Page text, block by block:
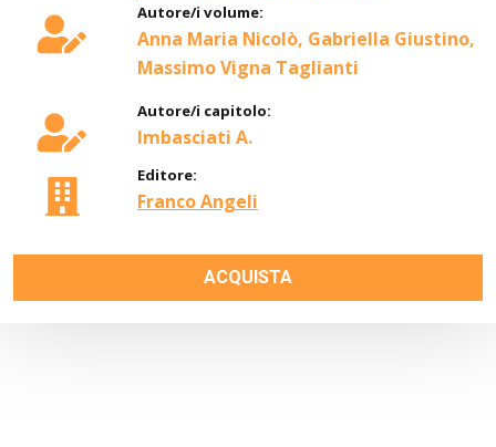
Autore/i volume:
Anna Maria Nicolò, Gabriella Giustino,
Massimo Vigna Taglianti
Autore/i capitolo:
Imbasciati A.
Editore:
Franco Angeli
ACQUISTA